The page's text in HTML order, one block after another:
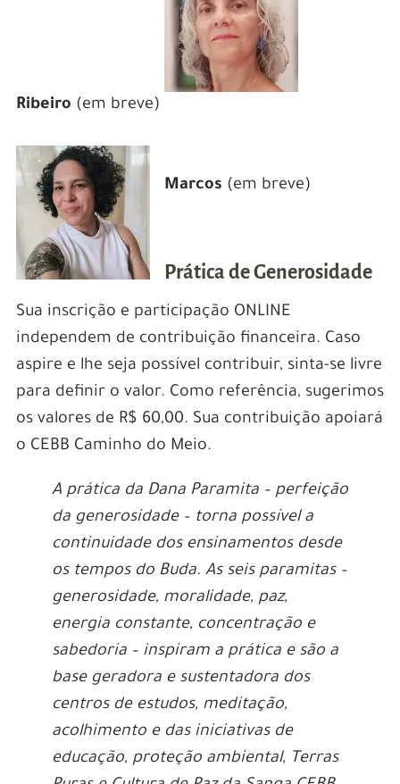
Ribeiro (em breve)
Marcos (em breve)
Prática de Generosidade
Sua inscrição e participação ONLINE
independem de contribuição financeira. Caso
aspire e lhe seja possível contribuir, sinta-se livre
para definir o valor. Como referência, sugerimos
os valores de R$ 60,00. Sua contribuição apoiará
o CEBB Caminho do Meio.
A prática da Dana Paramita – perfeição
da generosidade – torna possível a
continuidade dos ensinamentos desde
os tempos do Buda. As seis paramitas –
generosidade, moralidade, paz,
energia constante, concentração e
sabedoria – inspiram a prática e são a
base geradora e sustentadora dos
centros de estudos, meditação,
acolhimento e das iniciativas de
educação, proteção ambiental, Terras